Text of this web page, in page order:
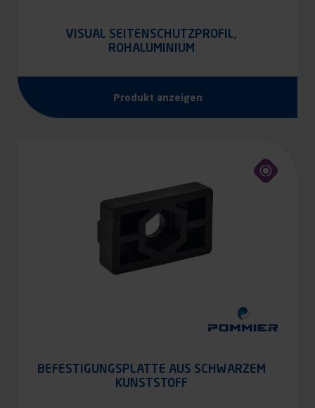
VISUAL SEITENSCHUTZPROFIL,
ROHALUMINIUM
Produkt anzeigen
BEFESTIGUNGSPLATTE AUS SCHWARZEM
KUNSTSTOFF